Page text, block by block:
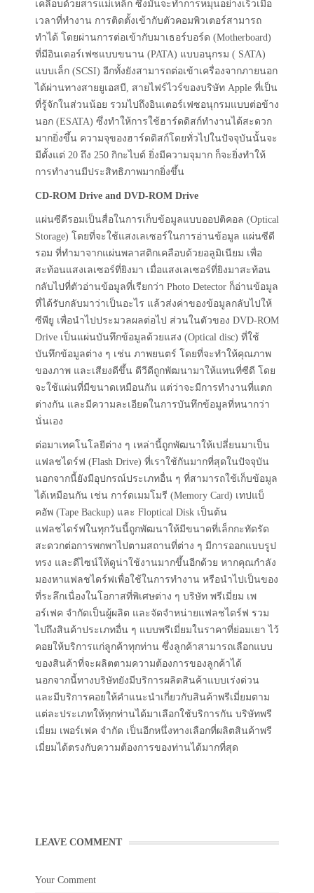
เคลือบด้วยสารแม่เหล็ก ซึ่งมันจะทำการหมุนอย่างเร็วเมื่อ
เวลาที่ทำงาน การติดตั้งเข้ากับตัวคอมพิวเตอร์สามารถ
ทำได้ โดยผ่านการต่อเข้ากับมาเธอร์บอร์ด (Motherboard)
ที่มีอินเตอร์เฟซแบบขนาน (PATA) แบบอนุกรม ( SATA)
แบบเล็ก (SCSI) อีกทั้งยังสามารถต่อเข้าเครื่องจากภายนอก
ได้ผ่านทางสายยูเอสบี, สายไฟร์ไวร์ของบริษัท Apple ที่เป็น
ที่รู้จักในส่วนน้อย รวมไปถึงอินเตอร์เฟซอนุกรมแบบต่อข้าง
นอก (ESATA) ซึ่งทำให้การใช้ฮาร์ดดิสก์ทำงานได้สะดวก
มากยิ่งขึ้น ความจุของฮาร์ดดิสก์โดยทั่วไปในปัจจุบันนั้นจะ
มีตั้งแต่ 20 ถึง 250 กิกะไบต์ ยิ่งมีความจุมาก ก็จะยิ่งทำให้
การทำงานมีประสิทธิภาพมากยิ่งขึ้น
CD-ROM Drive and DVD-ROM Drive
แผ่นซีดีรอมเป็นสื่อในการเก็บข้อมูลแบบออปติคอล (Optical
Storage) โดยที่จะใช้แสงเลเซอร์ในการอ่านข้อมูล แผ่นซีดี
รอม ที่ทำมาจากแผ่นพลาสติกเคลือบด้วยอลูมิเนียม เพื่อ
สะท้อนแสงเลเซอร์ที่ยิงมา เมื่อแสงเลเซอร์ที่ยิงมาสะท้อน
กลับไปที่ตัวอ่านข้อมูลที่เรียกว่า Photo Detector ก็อ่านข้อมูล
ที่ได้รับกลับมาว่าเป็นอะไร แล้วส่งค่าของข้อมูลกลับไปให้
ซีพียู เพื่อนำไปประมวลผลต่อไป ส่วนในตัวของ DVD-ROM
Drive เป็นแผ่นบันทึกข้อมูลด้วยแสง (Optical disc) ที่ใช้
บันทึกข้อมูลต่าง ๆ เช่น ภาพยนตร์ โดยที่จะทำให้คุณภาพ
ของภาพ และเสียงดีขึ้น ดีวีดีถูกพัฒนามาให้แทนที่ซีดี โดย
จะใช้แผ่นที่มีขนาดเหมือนกัน แต่ว่าจะมีการทำงานที่แตก
ต่างกัน และมีความละเอียดในการบันทึกข้อมูลที่หนากว่า
นั่นเอง
ต่อมาเทคโนโลยีต่าง ๆ เหล่านี้ถูกพัฒนาให้เปลี่ยนมาเป็น
แฟลชไดร์ฟ (Flash Drive) ที่เราใช้กันมากที่สุดในปัจจุบัน
นอกจากนี้ยังมีอุปกรณ์ประเภทอื่น ๆ ที่สามารถใช้เก็บข้อมูล
ได้เหมือนกัน เช่น การ์ดเมมโมรี (Memory Card) เทปแบ็
คอัพ (Tape Backup) และ Floptical Disk เป็นต้น
แฟลชไดร์ฟในทุกวันนี้ถูกพัฒนาให้มีขนาดที่เล็กกะทัดรัด
สะดวกต่อการพกพาไปตามสถานที่ต่าง ๆ มีการออกแบบรูป
ทรง และดีไซน์ให้ดูน่าใช้งานมากขึ้นอีกด้วย หากคุณกำลัง
มองหาแฟลชไดร์ฟเพื่อใช้ในการทำงาน หรือนำไปเป็นของ
ที่ระลึกเนื่องในโอกาสที่พิเศษต่าง ๆ บริษัท พรีเมี่ยม เพ
อร์เฟค จำกัดเป็นผู้ผลิต และจัดจำหน่ายแฟลชไดร์ฟ รวม
ไปถึงสินค้าประเภทอื่น ๆ แบบพรีเมี่ยมในราคาที่ย่อมเยา ไว้
คอยให้บริการแก่ลูกค้าทุกท่าน ซึ่งลูกค้าสามารถเลือกแบบ
ของสินค้าที่จะผลิตตามความต้องการของลูกค้าได้
นอกจากนี้ทางบริษัทยังมีบริการผลิตสินค้าแบบเร่งด่วน
และมีบริการคอยให้คำแนะนำเกี่ยวกับสินค้าพรีเมี่ยมตาม
แต่ละประเภทให้ทุกท่านได้มาเลือกใช้บริการกัน บริษัทพรี
เมี่ยม เพอร์เฟค จำกัด เป็นอีกหนึ่งทางเลือกที่ผลิตสินค้าพรี
เมี่ยมได้ตรงกับความต้องการของท่านได้มากที่สุด
LEAVE COMMENT
Your Comment